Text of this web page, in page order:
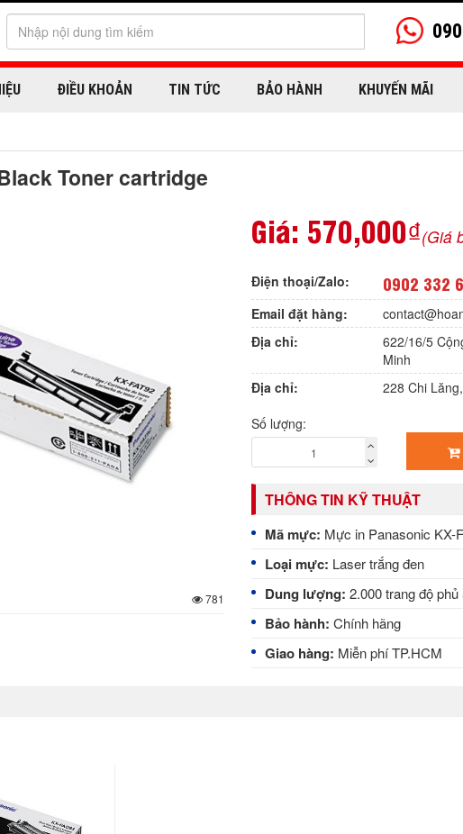
ĐIỀU KHOẢN TIN TỨC BẢO HÀNH KHUYẾN MÃI
Toner cartridge
781
Giá: 570,000₫(Giá
Điện thoại/Zalo: 0902 332
Email đặt hàng:
Địa chỉ:
622/16/5
Minh
Địa chỉ:
228 Chi
Số lượng:
THÔNG TIN KỸ THUẬT
Mã mực: Mực in Panasonic KX-
Loại mực: Laser trắng đen
Dung lượng: 2.000 trang độ phủ
Bảo hành: Chính hãng
Giao hàng: Miễn phí TP.HCM